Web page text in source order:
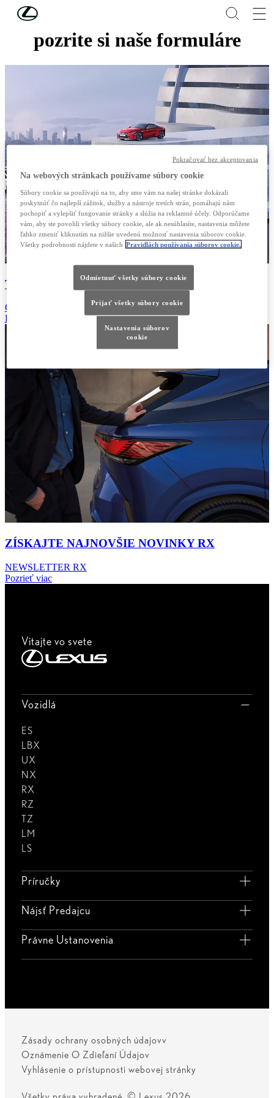
Skip to Main Content
pozrite si naše formuláre
Testovacia jazda
Objednajte sa na testovaciu jazdu ešte dnes.
Pozrieť viac
ZÍSKAJTE NAJNOVŠIE NOVINKY RX
NEWSLETTER RX
Pozrieť viac
Vitajte vo svete
Vozidlá
ES
LBX
UX
NX
RX
RZ
TZ
LM
LS
Príručky
Nájsť Predajcu
Právne Ustanovenia
Zásady ochrany osobných údajovv
Oznámenie O Zdieľaní Údajov
Vyhlásenie o prístupnosti webovej stránky
Na webových stránkach používame súbory cookie
Súbory cookie sa používajú na to, aby sme vám na našej stránke dokázali
poskytnúť čo najlepší zážitok, služby a nástroje tretích strán, pomáhajú nám
pochopiť a vylepšiť fungovanie stránky a slúžia na reklamné účely. Odporúčame
vám, aby ste povolili všetky súbory cookie, ale ak nesúhlasíte, nastavenia môžete
ľahko zmeniť kliknutím na nižšie uvedenú možnosť nastavenia súborov cookie.
Všetky podrobnosti nájdete v našich Pravidlách používania súborov cookie.
Odmietnuť všetky súbory cookie
Prijať všetky súbory cookie
Nastavenia súborov
cookie
Pokračovať bez akceptovania